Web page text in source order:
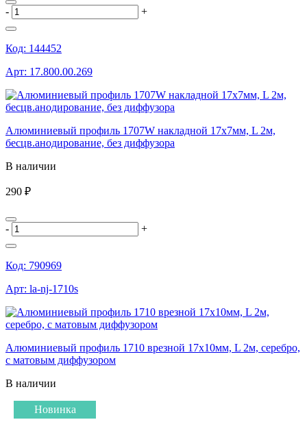
- +
Код: 144452
Арт: 17.800.00.269
Алюминиевый профиль 1707W накладной 17х7мм, L 2м,
бесцв.анодирование, без диффузора
В наличии
290 ₽
- +
Код: 790969
Арт: la-nj-1710s
Алюминиевый профиль 1710 врезной 17х10мм, L 2м, серебро,
с матовым диффузором
В наличии
Новинка